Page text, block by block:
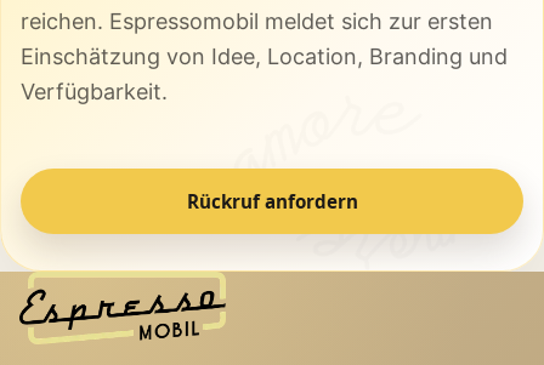
reichen. Espressomobil meldet sich zur ersten
Einschätzung von Idee, Location, Branding und
Verfügbarkeit.
Rückruf anfordern